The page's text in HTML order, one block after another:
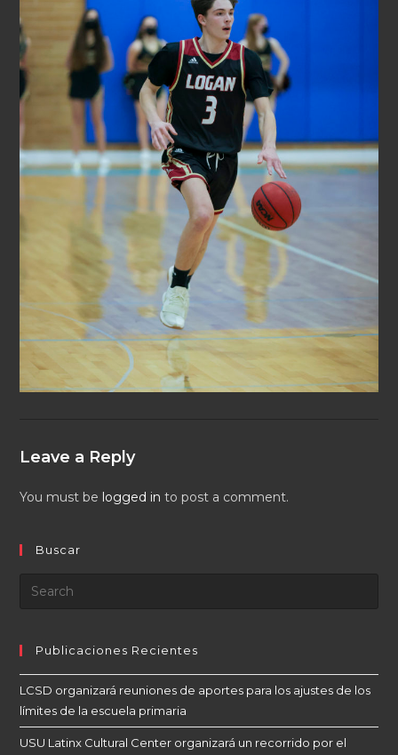
Leave a Reply
You must be logged in to post a comment.
Buscar
Publicaciones Recientes
LCSD organizará reuniones de aportes para los ajustes de los
límites de la escuela primaria
USU Latinx Cultural Center organizará un recorrido por el